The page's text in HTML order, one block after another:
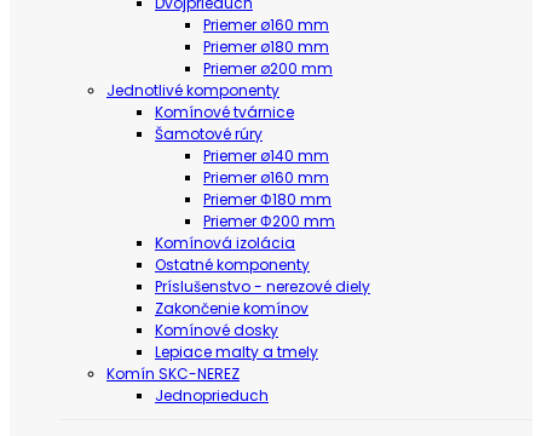
Priemer ø160 mm
Priemer ø180 mm
Priemer ø200 mm
Jednotlivé komponenty
Komínové tvárnice
Šamotové rúry
Priemer ø140 mm
Priemer ø160 mm
Priemer Φ180 mm
Priemer Φ200 mm
Komínová izolácia
Ostatné komponenty
Príslušenstvo - nerezové diely
Zakončenie komínov
Komínové dosky
Lepiace malty a tmely
Komín SKC-NEREZ
Jednoprieduch